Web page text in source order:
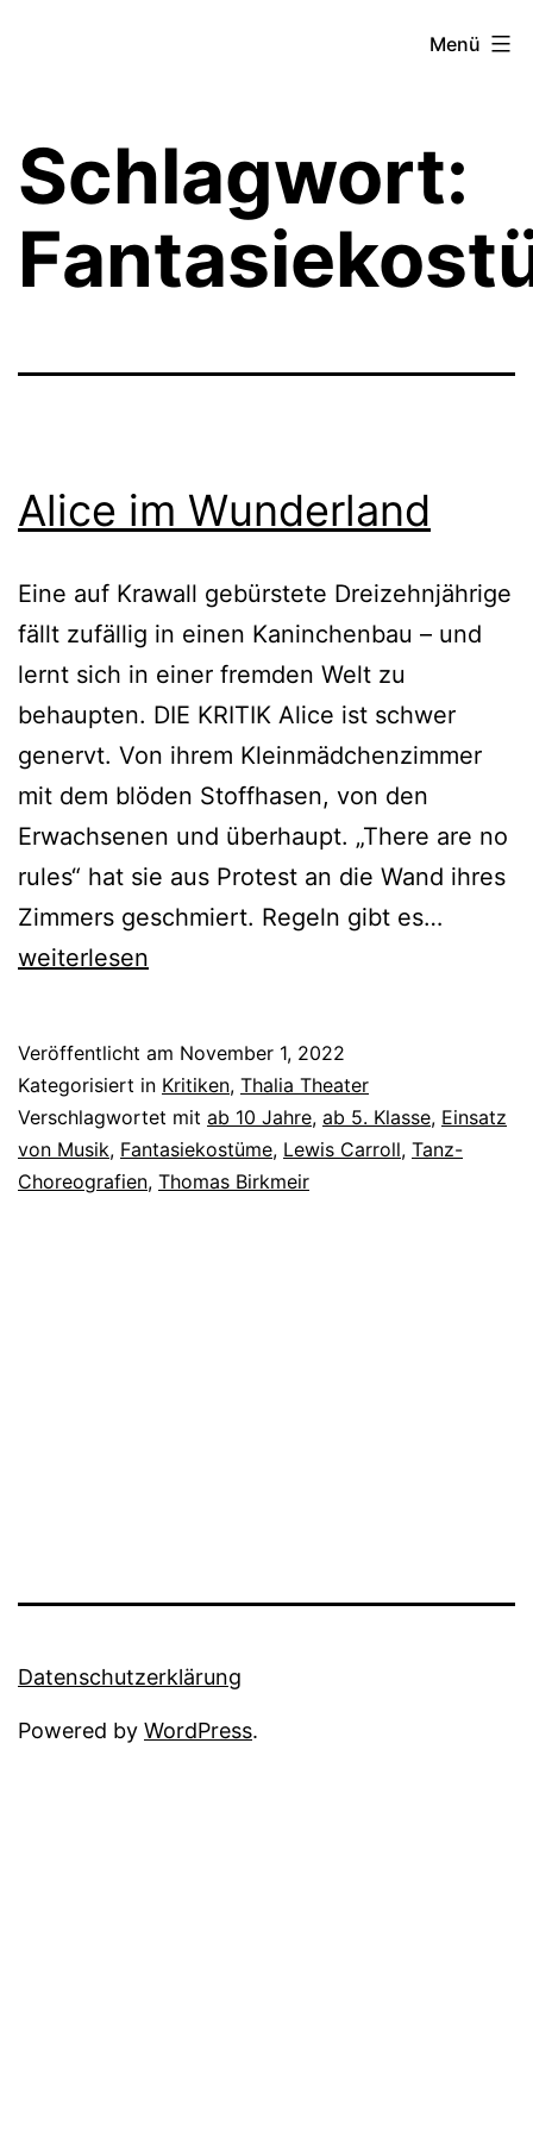
Menü
Schlagwort:
Alice im Wunderland
Eine auf Krawall gebürstete Dreizehnjährige
fällt zufällig in einen Kaninchenbau – und
lernt sich in einer fremden Welt zu
behaupten. DIE KRITIK Alice ist schwer
genervt. Von ihrem Kleinmädchenzimmer
mit dem blöden Stoffhasen, von den
Erwachsenen und überhaupt. „There are no
rules“ hat sie aus Protest an die Wand ihres
Zimmers geschmiert. Regeln gibt es…
weiterlesen
Veröffentlicht am November 1, 2022
Kategorisiert in Kritiken, Thalia Theater
Verschlagwortet mit ab 10 Jahre, ab 5. Klasse, Einsatz
von Musik, Fantasiekostüme, Lewis Carroll, Tanz-
Choreografien, Thomas Birkmeir
Datenschutzerklärung
Powered by WordPress.